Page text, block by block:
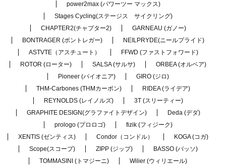
power2max (パワーツー マックス)
Stages Cycling(ステージス サイクリング)
CHAPTER2(チャプター2)
GARNEAU (ガノー)
BONTRAGER (ボントレガー)
NEILPRYDE(ニールプライド)
ASTVTE（アスチュート）
FFWD (ファストフォワード)
ROTOR (ローター)
SALSA (サルサ)
ORBEA (オルベア)
Pioneer (パイオニア)
GIRO (ジロ)
THM-Carbones (THMカーボン)
RIDEA (ライデア)
REYNOLDS (レイノルズ)
3T (スリーティー)
GRAPHITE DESIGN(グラファイトデザイン)
Deda (デダ)
prologo (プロロゴ)
fizik (フィジーク)
XENTIS (ゼンティス)
Condor（コンドル）
KOGA (コガ)
Scope(スコープ)
ZIPP (ジップ)
BASSO (バッソ)
TOMMASINI (トマジーニ)
Wilier (ウィリエール)